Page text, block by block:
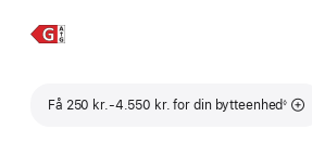
Læs
Få 250 kr.-4.550 kr. for din bytteenhed
Fodnote
◊